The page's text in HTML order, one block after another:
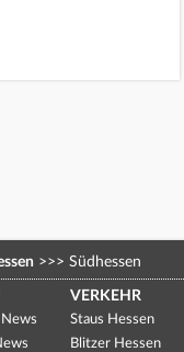
>>> Südhessen
VERKEHR
Staus Hessen
Blitzer Hessen